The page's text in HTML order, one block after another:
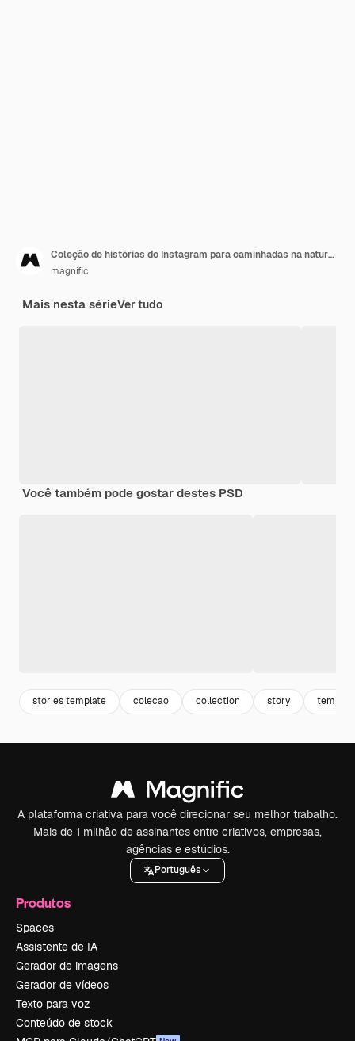
Coleção de histórias do Instagram para caminhadas na natureza
magnific
Mais nesta sérieVer tudo
Você também pode gostar destes PSD
stories template colecao collection story
A plataforma criativa para você direcionar seu melhor trabalho.
Mais de 1 milhão de assinantes entre criativos, empresas,
agências e estúdios.
Português
Produtos
Spaces
Assistente de IA
Gerador de imagens
Gerador de vídeos
Texto para voz
Conteúdo de stock